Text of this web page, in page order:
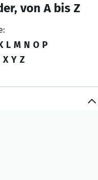
von A bis Z
L M N O P
X Y Z